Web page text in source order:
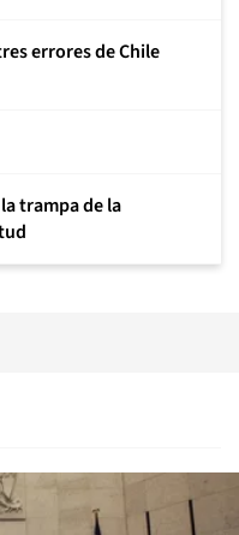
errores de Chile
trampa de la